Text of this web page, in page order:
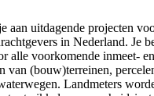
aan uitdagende projecten
in Nederland. Je
alle voorkomende inmeet- en
van (bouw)terreinen,
Landmeters